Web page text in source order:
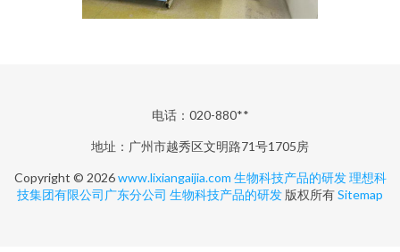
电话：020-880**
地址：广州市越秀区文明路71号1705房
Copyright © 2026www.lixiangaijia.com 生物科技产品的研发 理想科
技集团有限公司广东分公司 生物科技产品的研发 版权所有Sitemap